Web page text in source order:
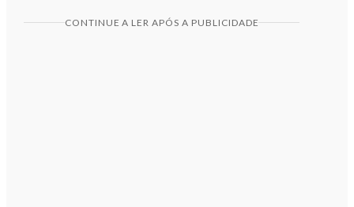
CONTINUE A LER APÓS A PUBLICIDADE